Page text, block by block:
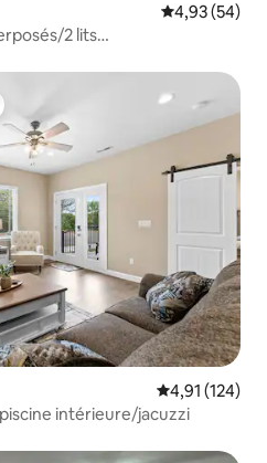
Évaluation
4,93 (54)
2 lits
Évaluation
4,91 (124)
intérieure/jacuzzi